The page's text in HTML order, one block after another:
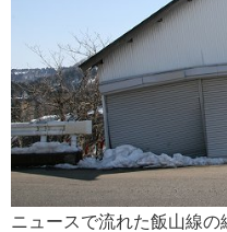
ニュースで流れた飯山線の